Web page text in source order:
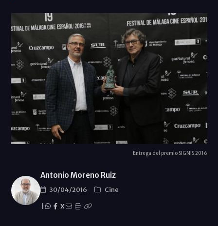
Entrega del premio SIGNIS 2016
Antonio Moreno Ruiz
30/04/2016
Cine
X